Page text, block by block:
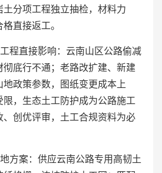
分项工程独立抽检，材料力
直接返工。
程直接影响：云南山区公路偷减
彻底行不通；老路改扩建、新建
政策参数，图纸变更成本上
，生态土工防护成为公路施工
、创优评审，土工合规资料为必
方案：供应云南公路专用高韧土